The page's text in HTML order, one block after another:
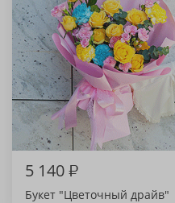
5 140₽
Букет "Цветочный драйв"